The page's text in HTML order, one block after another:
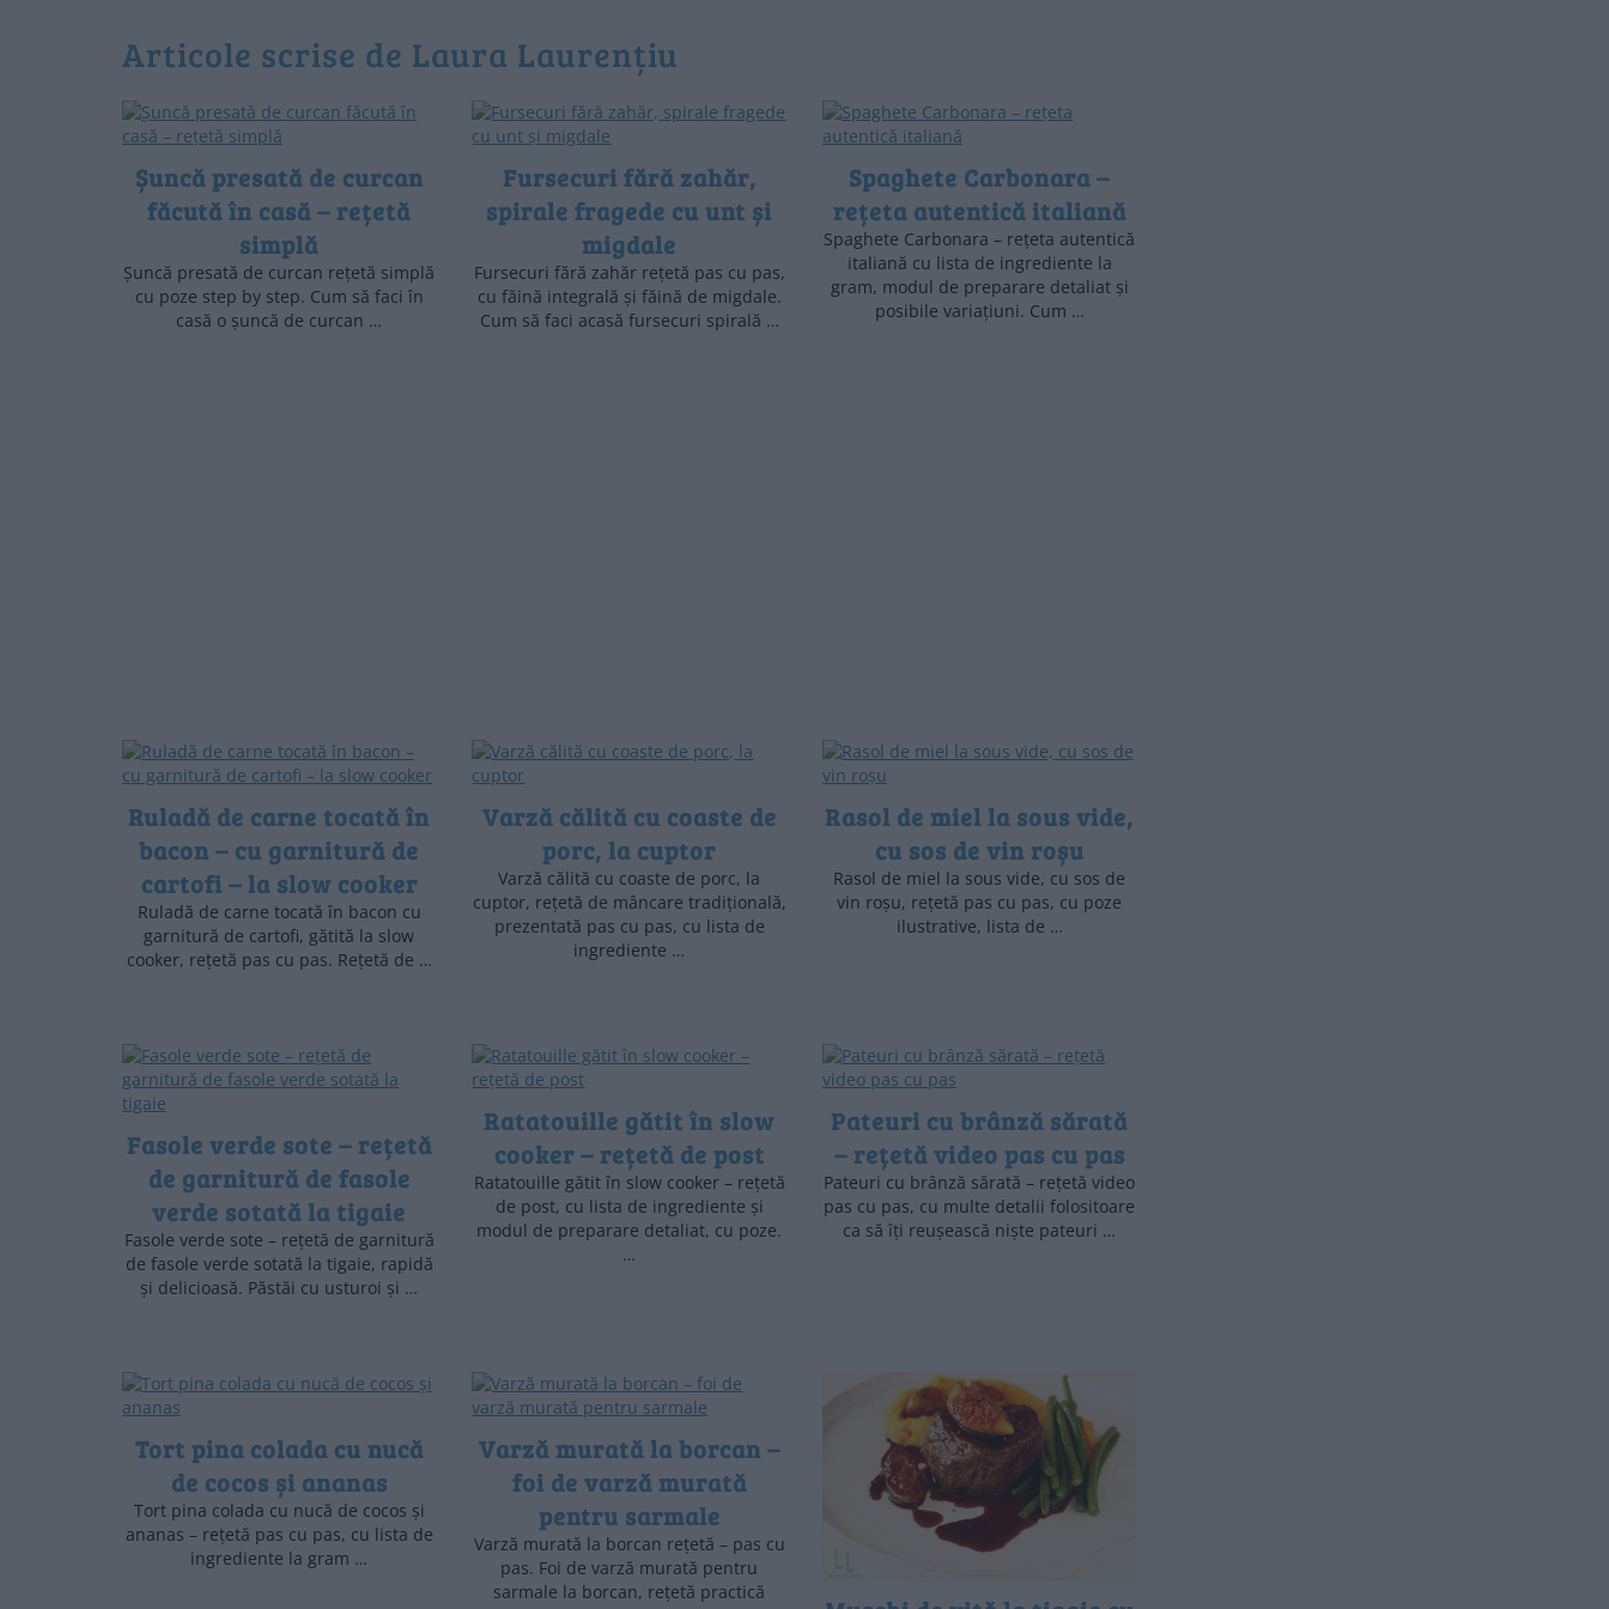
Articole scrise de Laura Laurențiu
Șuncă presată de curcan
făcută în casă – rețetă
simplă
Șuncă presată de curcan rețetă simplă
cu poze step by step. Cum să faci în
casă o șuncă de curcan …
Fursecuri fără zahăr,
spirale fragede cu unt și
migdale
Fursecuri fără zahăr rețetă pas cu pas,
cu făină integrală și făină de migdale.
Cum să faci acasă fursecuri spirală …
Spaghete Carbonara –
rețeta autentică italiană
Spaghete Carbonara – rețeta autentică
italiană cu lista de ingrediente la
gram, modul de preparare detaliat și
posibile variațiuni. Cum …
Ruladă de carne tocată în
bacon – cu garnitură de
cartofi – la slow cooker
Ruladă de carne tocată în bacon cu
garnitură de cartofi, gătită la slow
cooker, rețetă pas cu pas. Rețetă de …
Varză călită cu coaste de
porc, la cuptor
Varză călită cu coaste de porc, la
cuptor, rețetă de mâncare tradițională,
prezentată pas cu pas, cu lista de
ingrediente …
Rasol de miel la sous vide,
cu sos de vin roșu
Rasol de miel la sous vide, cu sos de
vin roșu, rețetă pas cu pas, cu poze
ilustrative, lista de …
Fasole verde sote – rețetă
de garnitură de fasole
verde sotată la tigaie
Fasole verde sote – rețetă de garnitură
de fasole verde sotată la tigaie, rapidă
și delicioasă. Păstăi cu usturoi și …
Ratatouille gătit în slow
cooker – rețetă de post
Ratatouille gătit în slow cooker – rețetă
de post, cu lista de ingrediente și
modul de preparare detaliat, cu poze.
…
Pateuri cu brânză sărată
– rețetă video pas cu pas
Pateuri cu brânză sărată – rețetă video
pas cu pas, cu multe detalii folositoare
ca să îți reușească niște pateuri …
Tort pina colada cu nucă
de cocos și ananas
Tort pina colada cu nucă de cocos și
ananas – rețetă pas cu pas, cu lista de
ingrediente la gram …
Varză murată la borcan –
foi de varză murată
pentru sarmale
Varză murată la borcan rețetă – pas cu
pas. Foi de varză murată pentru
sarmale la borcan, rețetă practică